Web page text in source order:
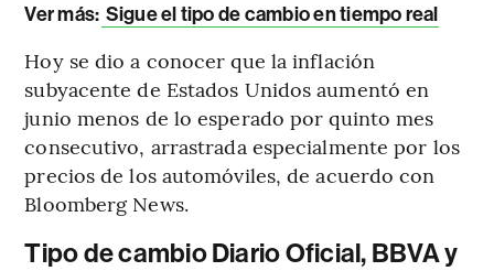
Ver más: Sigue el tipo de cambio en tiempo real
Hoy se dio a conocer que la inflación
subyacente de Estados Unidos aumentó en
junio menos de lo esperado por quinto mes
consecutivo, arrastrada especialmente por los
precios de los automóviles, de acuerdo con
Bloomberg News.
Tipo de cambio Diario Oficial, BBVA y